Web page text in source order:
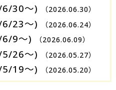
6/30～) （2026.06.30）
6/23～) （2026.06.24）
6/9～) （2026.06.09）
5/26～) （2026.05.27）
5/19～) （2026.05.20）